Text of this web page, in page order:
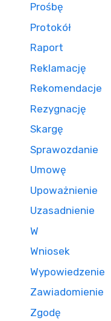
Prośbę
Protokół
Raport
Reklamację
Rekomendacje
Rezygnację
Skargę
Sprawozdanie
Umowę
Upoważnienie
Uzasadnienie
W
Wniosek
Wypowiedzenie
Zawiadomienie
Zgodę